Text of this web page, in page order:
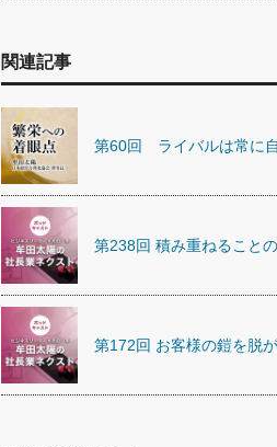
関連記事
第60回 ライバルは常に
第238回 積み重ねること
第172回 お客様の鎧を脱